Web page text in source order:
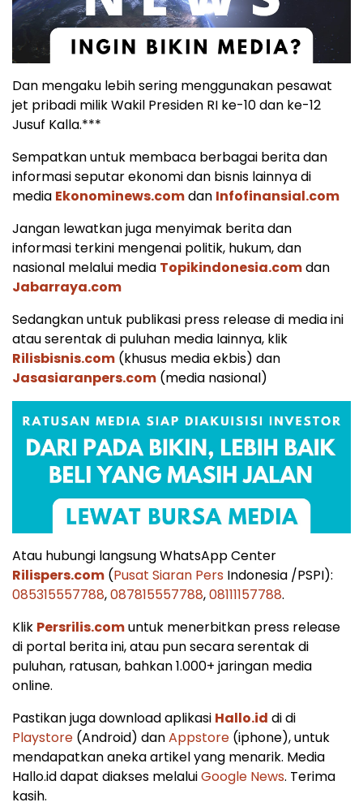
Dan mengaku lebih sering menggunakan pesawat
jet pribadi milik Wakil Presiden RI ke-10 dan ke-12
Jusuf Kalla.***
Sempatkan untuk membaca berbagai berita dan
informasi seputar ekonomi dan bisnis lainnya di
media Ekonominews.comdan Infofinansial.com
Jangan lewatkan juga menyimak berita dan
informasi terkini mengenai politik, hukum, dan
nasional melalui media Topikindonesia.comdan
Jabarraya.com
Sedangkan untuk publikasi press release di media ini
atau serentak di puluhan media lainnya, klik
Rilisbisnis.com (khusus media ekbis) dan
Jasasiaranpers.com (media nasional)
Atau hubungi langsung WhatsApp Center
Rilispers.com (Pusat Siaran Pers Indonesia /PSPI):
085315557788,087815557788,08111157788.
Klik Persrilis.comuntuk menerbitkan press release
di portal berita ini, atau pun secara serentak di
puluhan, ratusan, bahkan 1.000+ jaringan media
online.
Pastikan juga download aplikasi Hallo.id di di
Playstore (Android) danAppstore (iphone), untuk
mendapatkan aneka artikel yang menarik. Media
Hallo.id dapat diakses melaluiGoogle News. Terima
kasih.